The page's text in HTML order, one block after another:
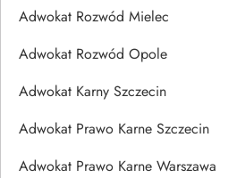
Adwokat Rozwód Mielec
Adwokat Rozwód Opole
Adwokat Karny Szczecin
Adwokat Prawo Karne Szczecin
Adwokat Prawo Karne Warszawa